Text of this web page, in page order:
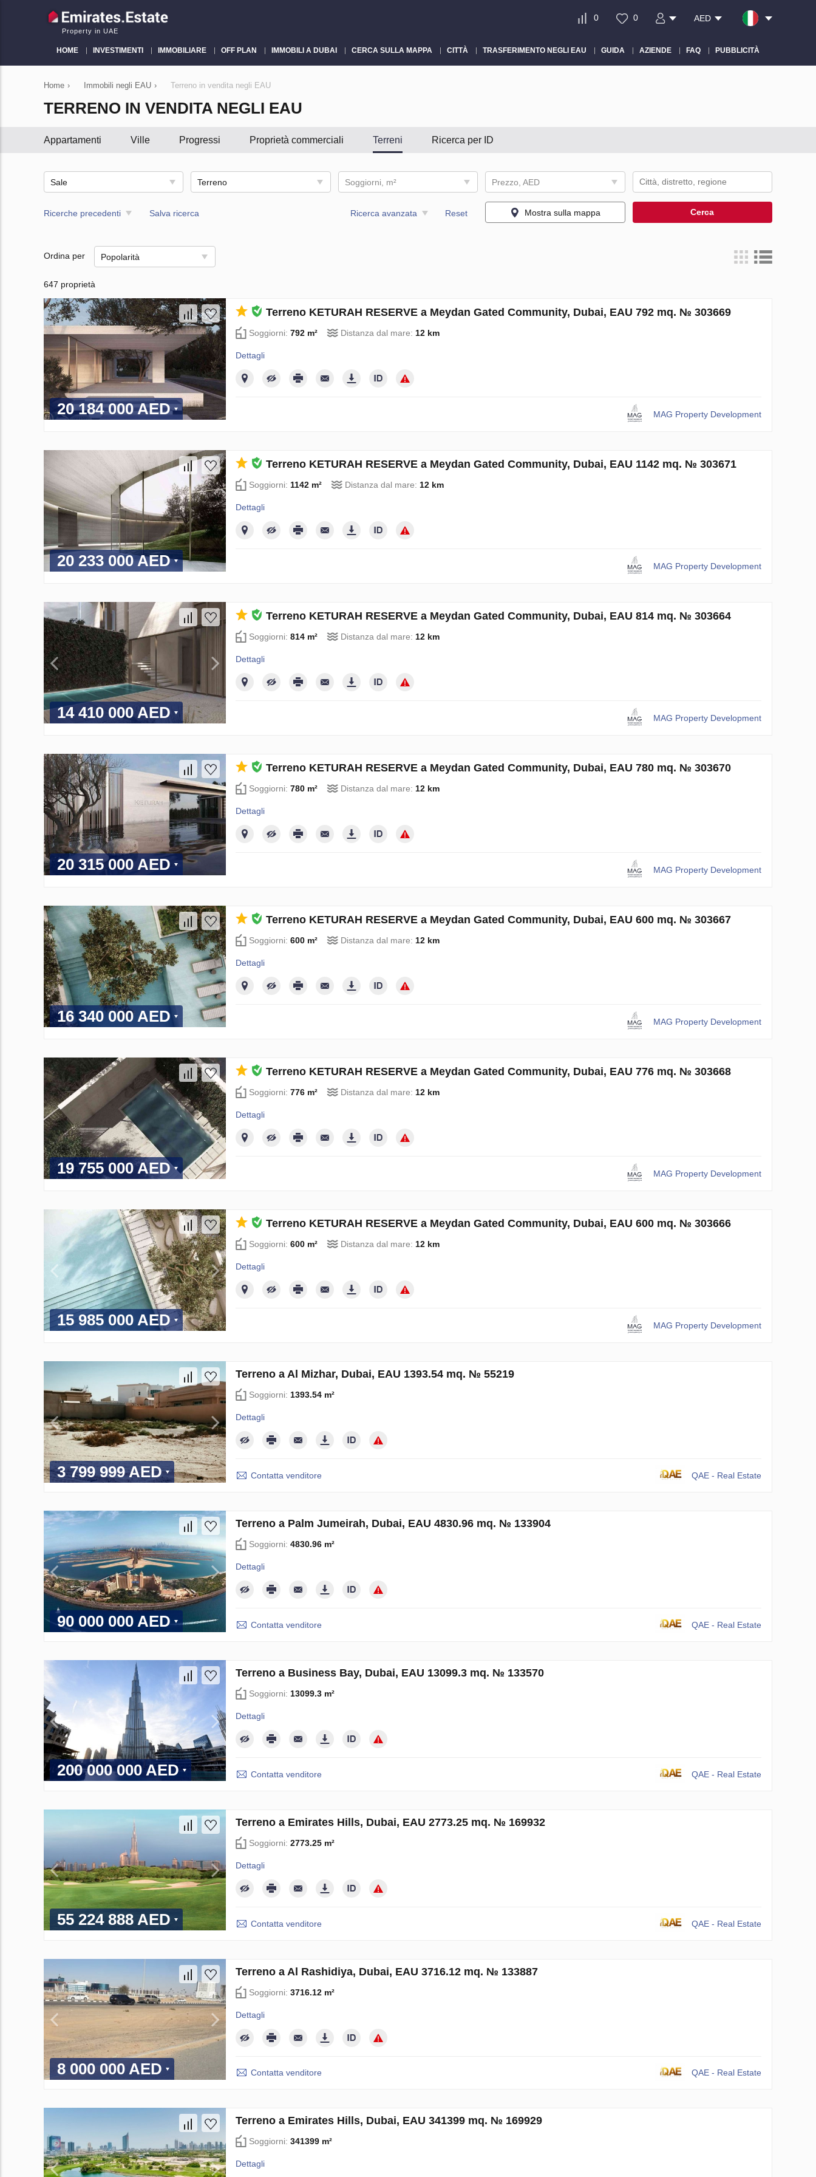
Property in UAE
0 0 AED
HOME INVESTIMENTI IMMOBILIARE OFF PLAN IMMOBILI A DUBAI CERCA SULLA MAPPA CITTÀ TRASFERIMENTO NEGLI EAU GUIDA AZIENDE FAQ PUBBLICITÀ
Home › Immobili negli EAU › Terreno in vendita negli EAU
TERRENO IN VENDITA NEGLI EAU
Appartamenti Ville Progressi Proprietà commerciali Terreni Ricerca per ID
Sale Terreno Soggiorni, m² Prezzo, AED
Ricerche precedenti Salva ricerca Ricerca avanzata Reset Mostra sulla mappa Cerca
Ordina per Popolarità
647 proprietà
20 184 000 AED
Terreno KETURAH RESERVE a Meydan Gated Community, Dubai, EAU 792 mq. № 303669
Soggiorni: 792 m² Distanza dal mare: 12 km
Dettagli
MAG Property Development
20 233 000 AED
Terreno KETURAH RESERVE a Meydan Gated Community, Dubai, EAU 1142 mq. № 303671
Soggiorni: 1142 m² Distanza dal mare: 12 km
Dettagli
MAG Property Development
14 410 000 AED
Terreno KETURAH RESERVE a Meydan Gated Community, Dubai, EAU 814 mq. № 303664
Soggiorni: 814 m² Distanza dal mare: 12 km
Dettagli
MAG Property Development
20 315 000 AED
Terreno KETURAH RESERVE a Meydan Gated Community, Dubai, EAU 780 mq. № 303670
Soggiorni: 780 m² Distanza dal mare: 12 km
Dettagli
MAG Property Development
16 340 000 AED
Terreno KETURAH RESERVE a Meydan Gated Community, Dubai, EAU 600 mq. № 303667
Soggiorni: 600 m² Distanza dal mare: 12 km
Dettagli
MAG Property Development
19 755 000 AED
Terreno KETURAH RESERVE a Meydan Gated Community, Dubai, EAU 776 mq. № 303668
Soggiorni: 776 m² Distanza dal mare: 12 km
Dettagli
MAG Property Development
15 985 000 AED
Terreno KETURAH RESERVE a Meydan Gated Community, Dubai, EAU 600 mq. № 303666
Soggiorni: 600 m² Distanza dal mare: 12 km
Dettagli
MAG Property Development
3 799 999 AED
Terreno a Al Mizhar, Dubai, EAU 1393.54 mq. № 55219
Soggiorni: 1393.54 m²
Dettagli
Contatta venditore QAE - Real Estate
90 000 000 AED
Terreno a Palm Jumeirah, Dubai, EAU 4830.96 mq. № 133904
Soggiorni: 4830.96 m²
Dettagli
Contatta venditore QAE - Real Estate
200 000 000 AED
Terreno a Business Bay, Dubai, EAU 13099.3 mq. № 133570
Soggiorni: 13099.3 m²
Dettagli
Contatta venditore QAE - Real Estate
55 224 888 AED
Terreno a Emirates Hills, Dubai, EAU 2773.25 mq. № 169932
Soggiorni: 2773.25 m²
Dettagli
Contatta venditore QAE - Real Estate
8 000 000 AED
Terreno a Al Rashidiya, Dubai, EAU 3716.12 mq. № 133887
Soggiorni: 3716.12 m²
Dettagli
Contatta venditore QAE - Real Estate
Terreno a Emirates Hills, Dubai, EAU 341399 mq. № 169929
Soggiorni: 341399 m²
Dettagli